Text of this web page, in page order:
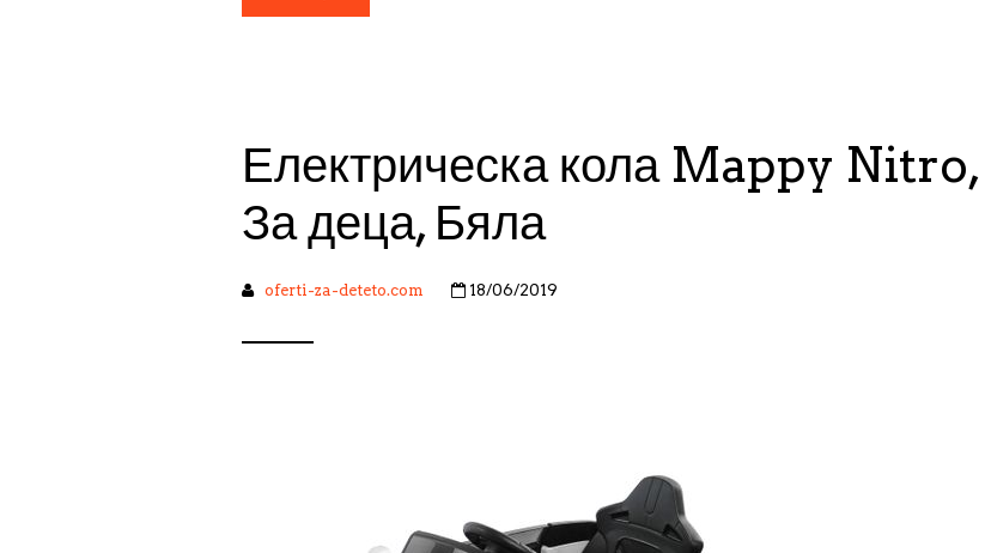
Електрическа кола Mappy Nitro,
За деца, Бяла
oferti-za-deteto.com 18/06/2019